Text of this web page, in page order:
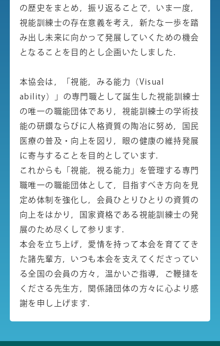
の歴史をまとめ，振り返ることで，いま一度，
視能訓練士の存在意義を考え，新たな一歩を踏
み出し未来に向かって発展していくための機会
となることを目的とし企画いたしました．
本協会は，「視能，みる能力（Visual
ability）」の専門職として誕生した視能訓練士
の唯一の職能団体であり，視能訓練士の学術技
能の研鑽ならびに人格資質の陶冶に努め，国民
医療の普及・向上を図り，眼の健康の維持発展
に寄与することを目的としています．
これからも「視能，視る能力」を管理する専門
職唯一の職能団体として，目指すべき方向を見
定め体制を強化し，会員ひとりひとりの資質の
向上をはかり，国家資格である視能訓練士の発
展のため尽くして参ります．
本会を立ち上げ，愛情を持って本会を育ててき
た諸先輩方，いつも本会を支えてくださってい
る全国の会員の方々，温かいご指導，ご鞭撻を
くださる先生方，関係諸団体の方々に心より感
謝を申し上げます．